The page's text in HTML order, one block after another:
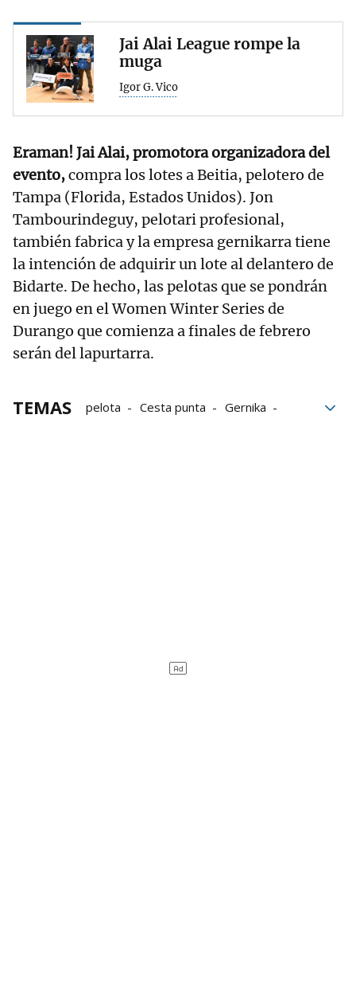
Jai Alai League rompe la
muga
Igor G. Vico
Eraman! Jai Alai, promotora organizadora del
evento,compra los lotes a Beitia, pelotero de
Tampa (Florida, Estados Unidos). Jon
Tambourindeguy, pelotari profesional,
también fabrica y la empresa gernikarra tiene
la intención de adquirir un lote al delantero de
Bidarte. De hecho, las pelotas que se pondrán
en juego en el Women Winter Series de
Durango que comienza a finales de febrero
serán del lapurtarra.
TEMAS pelota Cesta punta
Gernika